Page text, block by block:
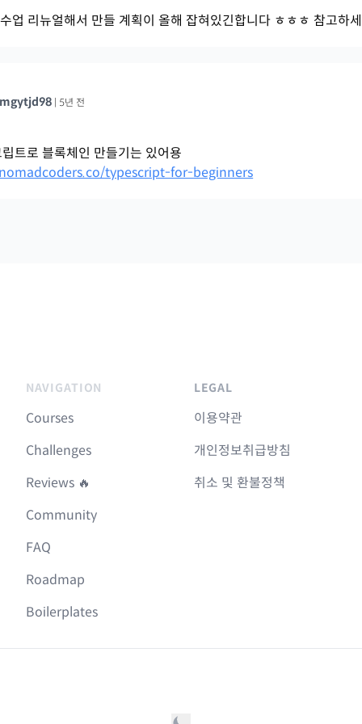
업 리뉴얼해서 만들 계획이 올해 잡혀있긴합니다 ㅎㅎㅎ 참고하
5년 전
트로 블록체인 만들기는 있어용
typescript-for-beginners
NAVIGATION
Courses
Challenges
Reviews 🔥
Community
FAQ
Roadmap
Boilerplates
LEGAL
이용약관
개인정보취급방침
취소 및 환불정책